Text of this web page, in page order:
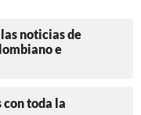
noticias de
e
con toda la